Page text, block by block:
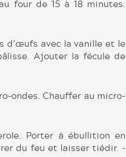
four de 15 à 18 minutes.
d’œufs avec la vanille et le
Ajouter la fécule de
ondes. Chauffer au micro-
Porter à ébullition en
du feu et laisser ­tiédir.